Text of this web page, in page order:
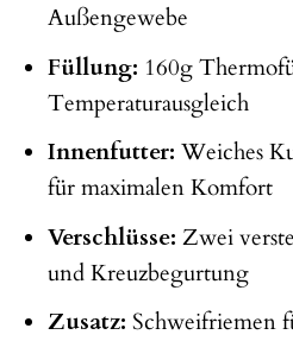
Außengewebe
Füllung: 160g
Temperaturausgleich
Innenfutter: Weiches
für maximalen Komfort
Verschlüsse: Zwei
und Kreuzbegurtung
Zusatz: Schweifriemen